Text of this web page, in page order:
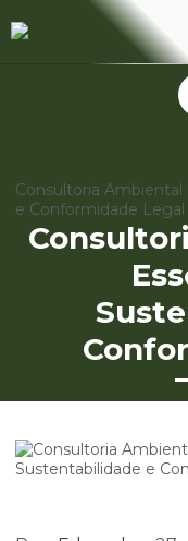
Consultoria Ambiental
e Conformidade Legal